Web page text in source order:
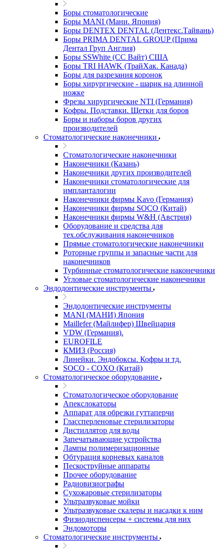
Боры стоматологические
Боры MANI (Мани. Япония)
Боры DENTEX DENTAL (Дентекс.Тайвань)
Боры PRIMA DENTAL GROUP (Прима
Дентал Груп Англия)
Боры SSWhite (СС Вайт) США
Боры TRI HAWK (ТрайХак. Канада)
Боры для разрезания коронок
Боры хирургические - шарик на длинной
ножке
Фрезы хирургические NTI (Германия)
Кофры. Подставки. Щетки для боров
Боры и наборы боров других
производителей
Стоматологические наконечники
Стоматологические наконечники
Наконечники (Казань)
Наконечники других производителей
Наконечники стоматологические для
импланталогии
Наконечники фирмы Kavo (Германия)
Наконечники фирмы SOCO (Китай)
Наконечники фирмы W&H (Австрия)
Оборудование и средства для
тех.обслуживания наконечников
Прямые стоматологические наконечники
Роторные группы и запасные части для
наконечников
Турбинные стоматологические наконечники
Угловые стоматологические наконечники
Эндодонтические инструменты
Эндодонтические инструменты
MANI (МАНИ) Япония
Maillefer (Майлифер) Швейцария
VDW (Германия).
EUROFILE
КМИЗ (Россия)
Линейки. Эндобоксы. Кофры и тд.
SOCO - COXO (Китай)
Стоматологическое оборудование
Стоматологическое оборудование
Апекслокаторы
Аппарат для обрезки гуттаперчи
Глассперленовые стерилизаторы
Дистиллятор для воды
Запечатывающие устройства
Лампы полимеризационные
Обтурация корневых каналов
Пескоструйные аппараты
Прочее оборудование
Радиовизиографы
Сухожаровые стерилизаторы
Ультразвуковые мойки
Ультразвуковые скалеры и насадки к ним
Физиодиспенсеры + системы для них
Эндомоторы
Стоматологические инструменты